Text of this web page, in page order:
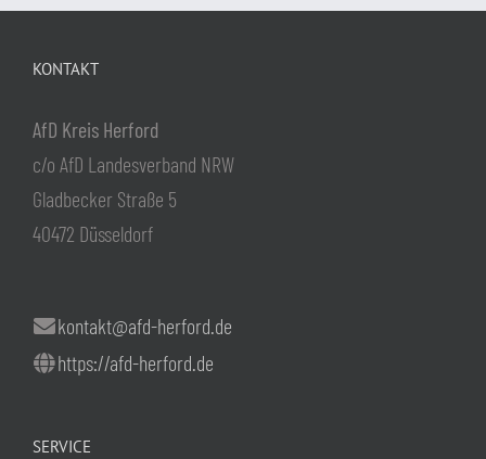
KONTAKT
AfD Kreis Herford
c/o AfD Landesverband NRW
Gladbecker Straße 5
40472 Düsseldorf
kontakt@afd-herford.de
https://afd-herford.de
SERVICE